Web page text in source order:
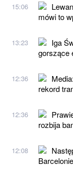
15:06
mówi to
13:23
Iga
gorszące
12:36
rekord
12:36
rozbija
12:08